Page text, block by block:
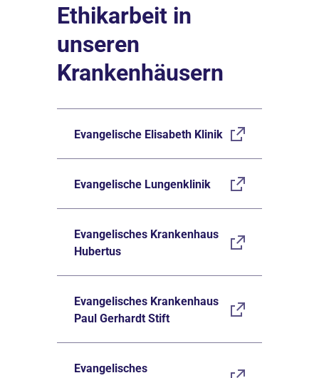
Ethikarbeit in
unseren
Krankenhäusern
Evangelische Elisabeth Klinik
Evangelische Lungenklinik
Evangelisches Krankenhaus
Hubertus
Evangelisches Krankenhaus
Paul Gerhardt Stift
Evangelisches